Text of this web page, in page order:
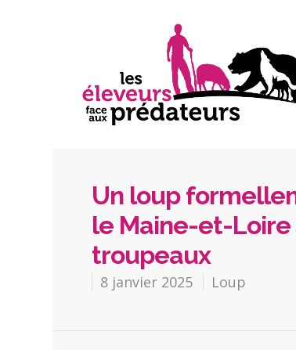
Un loup
le Maine-et-
troupeaux
8 janvier 2025 Loup